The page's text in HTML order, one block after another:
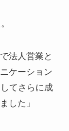
法人営業と
ケーション
てさらに成
した」